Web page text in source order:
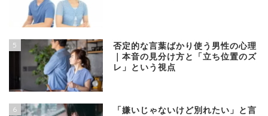
5
否定的な言葉ばかり使う男性の心理
｜本音の見分け方と「立ち位置のズ
レ」という視点
6
「嫌いじゃないけど別れたい」と言